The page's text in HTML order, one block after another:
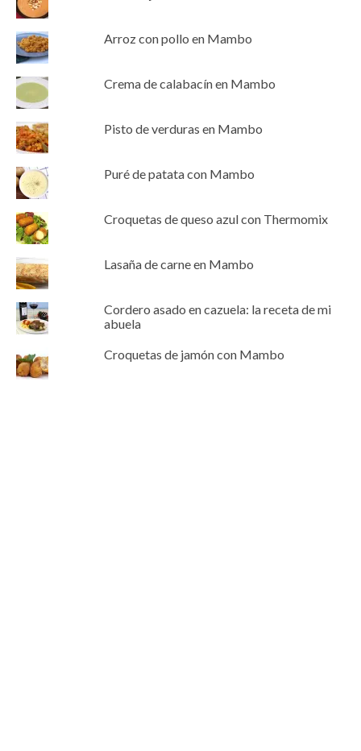
Arroz con pollo en Mambo
Crema de calabacín en Mambo
Pisto de verduras en Mambo
Puré de patata con Mambo
Croquetas de queso azul con Thermomix
Lasaña de carne en Mambo
Cordero asado en cazuela: la receta de mi
abuela
Croquetas de jamón con Mambo